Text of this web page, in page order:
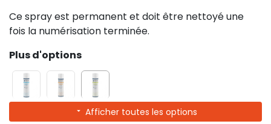
Ce spray est permanent et doit être nettoyé une
fois la numérisation terminée.
Plus d'options
Afficher toutes les options